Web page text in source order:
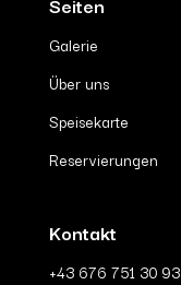
Galerie
Über uns
Speisekarte
Reservierungen
Kontakt
+43 676 751 30 93